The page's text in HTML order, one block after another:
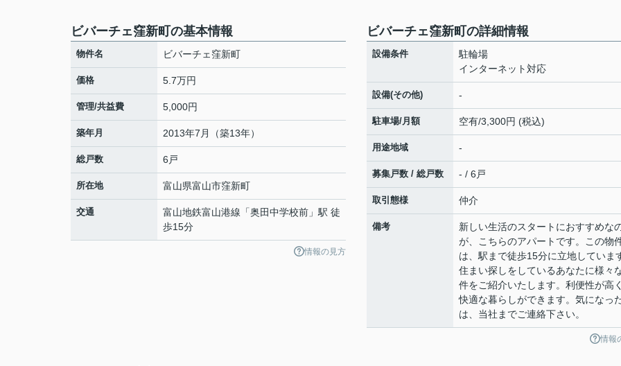
ビバーチェ窪新町の基本情報
物件名 ビバーチェ窪新町
価格 5.7万円
管理/共益費 5,000円
築年月 2013年7月（築13年）
総戸数 6戸
所在地 富山県富山市窪新町
交通 富山地鉄富山港線 「奥田中学校前 」駅 徒
歩15分
情報の見方
ビバーチェ窪新町の詳細情報
設備条件
駐輪場
インターネット対応
設備(その他) -
駐車場/月額 空有/3,300円 (税込)
用途地域 -
募集戸数 / 総戸数 - / 6戸
取引態様 仲介
備考
新しい生活のスタートにおすすめな
が、こちらのアパートです。この物
は、駅まで徒歩15分に立地していま
住まい探しをしているあなたに様々
件をご紹介いたします。利便性が高く
快適な暮らしができます。気になっ
は、当社までご連絡下さい。
情報